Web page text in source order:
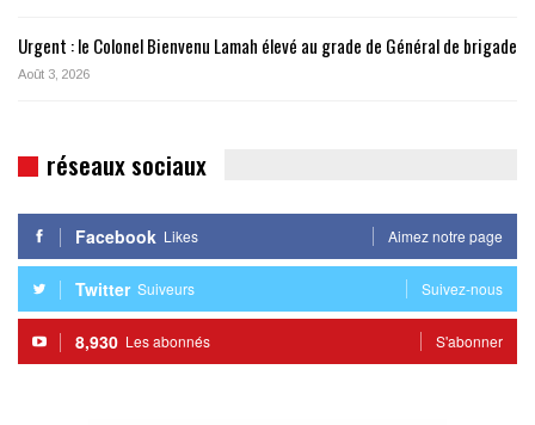
Urgent : le Colonel Bienvenu Lamah élevé au grade de Général de brigade
Août 3, 2026
réseaux sociaux
Facebook Likes Aimez notre page
Twitter Suiveurs Suivez-nous
8,930 Les abonnés S'abonner